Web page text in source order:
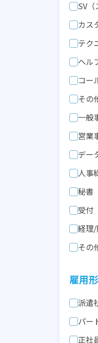
SV（
カス
テク
ヘル
コー
その
一般
営業
デー
人事
秘書
受付
経理
その
雇用
派遣
パー
正社